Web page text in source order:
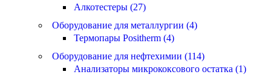
Алкотестеры (27)
Оборудование для металлургии (4)
Термопары Positherm (4)
Оборудование для нефтехимии (114)
Анализаторы микрококсового остатка (1)